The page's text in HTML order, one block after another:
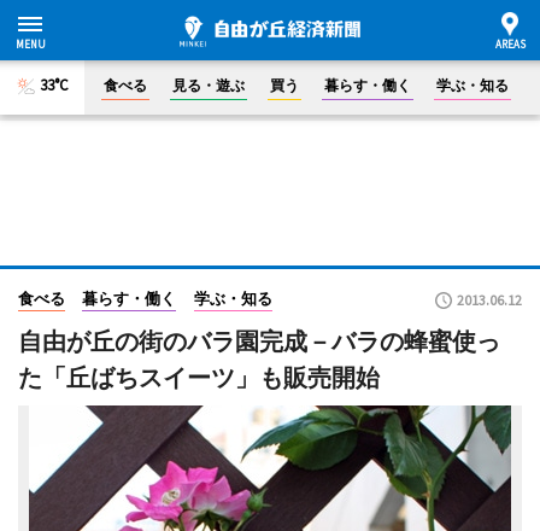
33°C 食べる 見る・遊ぶ 買う 暮らす・働く 学ぶ・知る
食べる 暮らす・働く 学ぶ・知る 2013.06.12
自由が丘の街のバラ園完成－バラの蜂蜜使っ
た「丘ばちスイーツ」も販売開始